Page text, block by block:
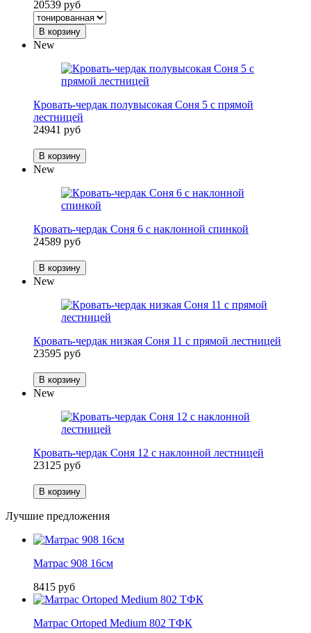
20539 руб
В корзину
New
Кровать-чердак полувысокая Соня 5 с прямой
лестницей
24941 руб
В корзину
New
Кровать-чердак Соня 6 с наклонной спинкой
24589 руб
В корзину
New
Кровать-чердак низкая Соня 11 с прямой лестницей
23595 руб
В корзину
New
Кровать-чердак Соня 12 с наклонной лестницей
23125 руб
В корзину
Лучшие предложения
Матрас 908 16см
8415 руб
Матрас Ortoped Medium 802 ТФК